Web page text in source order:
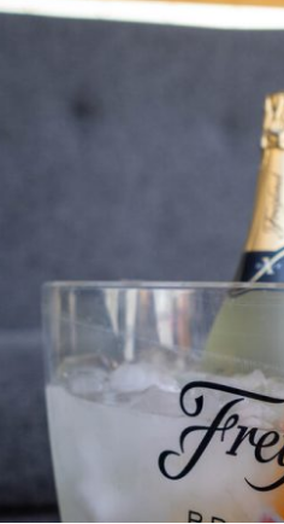
5 decisiones que
diferencia en tu